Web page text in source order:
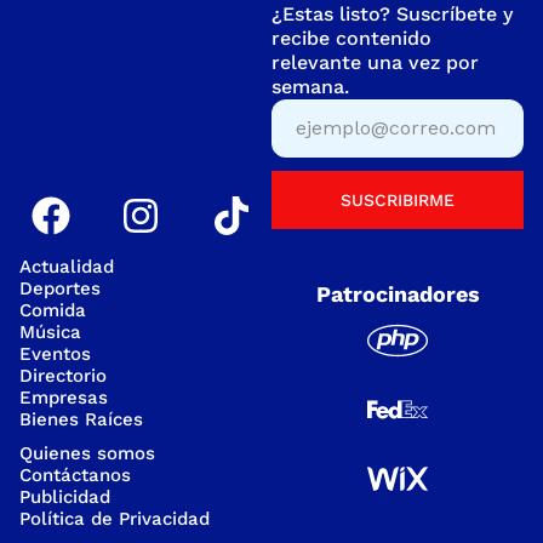
Actualidad
Deportes
Comida
Música
Eventos
Directorio
Empresas
Bienes Raíces
Quienes somos
Contáctanos
Publicidad
Política de Privacidad
¿Estas listo? Suscríbete y
recibe contenido
relevante una vez por
semana.
SUSCRIBIRME
Patrocinadores